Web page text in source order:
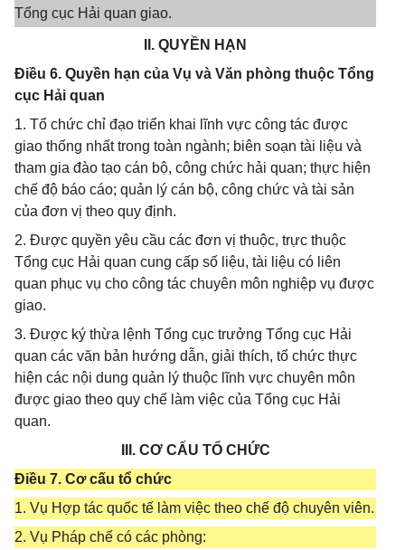
Tổng cục Hải quan giao.
II. QUYỀN HẠN
Điều 6. Quyền hạn của Vụ và Văn phòng thuộc Tổng
cục Hải quan
1. Tổ chức chỉ đạo triển khai lĩnh vực công tác được
giao thống nhất trong toàn ngành; biên soạn tài liệu và
tham gia đào tạo cán bộ, công chức hải quan; thực hiện
chế độ báo cáo; quản lý cán bộ, công chức và tài sản
của đơn vị theo quy định.
2. Được quyền yêu cầu các đơn vị thuộc, trực thuộc
Tổng cục Hải quan cung cấp số liệu, tài liệu có liên
quan phục vụ cho công tác chuyên môn nghiệp vụ được
giao.
3. Được ký thừa lệnh Tổng cục trưởng Tổng cục Hải
quan các văn bản hướng dẫn, giải thích, tổ chức thực
hiện các nội dung quản lý thuộc lĩnh vực chuyên môn
được giao theo quy chế làm việc của Tổng cục Hải
quan.
III. CƠ CẤU TỔ CHỨC
Điều 7. Cơ cấu tổ chức
1. Vụ Hợp tác quốc tế làm việc theo chế độ chuyên viên.
2. Vụ Pháp chế có các phòng: